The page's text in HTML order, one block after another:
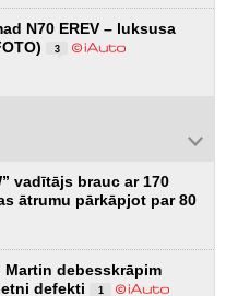
N70 EREV – luksusa
3
vadītājs brauc ar 170
ātrumu pārkāpjot par 80
debesskrāpim
defekti
1